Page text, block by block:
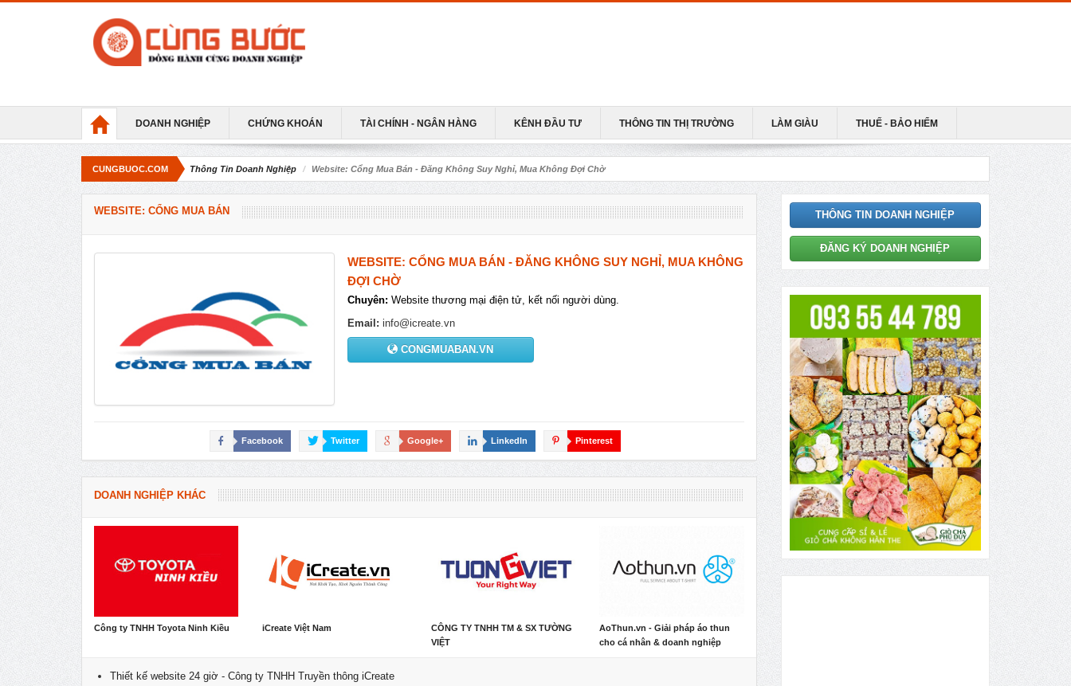
DOANH NGHIỆP CHỨNG KHOÁN TÀI CHÍNH - NGÂN HÀNG KÊNH ĐẦU TƯ THÔNG TIN THỊ TRƯỜNG LÀM GIÀU THUẾ - BẢO HIỂM
CUNGBUOC.COM Thông Tin Doanh Nghiệp Website: Cổng Mua Bán - Đăng Không Suy Nghỉ, Mua Không Đợi Chờ
WEBSITE: CỔNG MUA BÁN
WEBSITE: CỔNG MUA BÁN - ĐĂNG KHÔNG SUY NGHỈ, MUA KHÔNG
ĐỢI CHỜ
Chuyên: Website thương mại điện tử, kết nối người dùng.
Email: info@icreate.vn
CONGMUABAN.VN
Facebook Twitter Google+ LinkedIn Pinterest
DOANH NGHIỆP KHÁC
Công ty TNHH Toyota Ninh Kiều iCreate Việt Nam
CÔNG TY TNHH TM & SX TƯỜNG
VIỆT
AoThun.vn - Giải pháp áo thun
cho cá nhân & doanh nghiệp
Thiết kế website 24 giờ - Công ty TNHH Truyền thông iCreate
THÔNG TIN DOANH NGHIỆP
ĐĂNG KÝ DOANH NGHIỆP